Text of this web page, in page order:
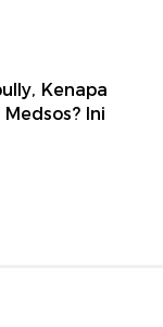
Kenapa
Ini